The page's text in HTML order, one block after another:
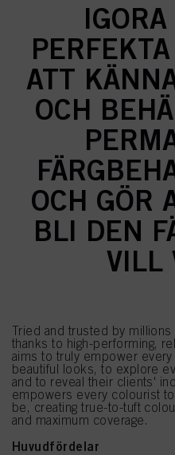
ATT
OCH
OCH GÖR
BLI DEN
VILL
Tried and trusted by
thanks to high-performing,
aims to truly empower
beautiful looks, to explore
and to reveal their clients'
empowers every colourist
be, creating true-to-tuft
and maximum coverage.
Huvudfördelar